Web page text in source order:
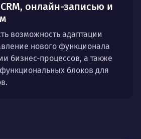
онлайн-записью и
возможность адаптации
нового функционала
бизнес-процессов, а также
блоков для